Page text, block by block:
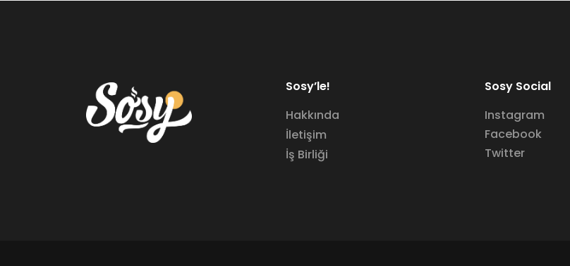
Sosy’le!
Hakkında
İletişim
İş Birliği
Sosy Social
Instagram
Facebook
Twitter